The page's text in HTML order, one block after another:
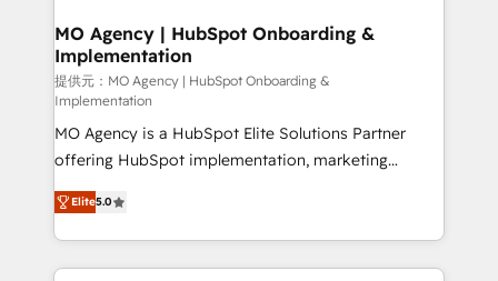
architectures that accelerate revenue operations and
performance. - Multi-object CRM migration, cleanup,
and implementation. - Pre-built and custom
integrations across your full tech stack. - Custom
object setup, CMS builds, and full-funnel automation.
- Dashboards, lifecycle campaigns, and lead
nurturing sequences. - Cross-hub setup across
Marketing, Sales, Operations, and Service Hubs. -
Ongoing optimization, managed support, and
scalable retainers. Let’s make HubSpot your most
MO Agency | HubSpot Onboarding &
Implementation
提供元：MO Agency | HubSpot Onboarding &
Implementation
MO Agency is a HubSpot Elite Solutions Partner
offering HubSpot implementation, marketing
automation, CRM and RevOps consulting, B2B SEO,
paid media, content marketing, AEO and GEO (AI
search optimisation), and HubSpot Content Hub and
WordPress development. We work with enterprise
Elite5.0